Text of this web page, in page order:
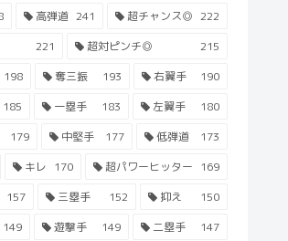
高弾道 241 超チャンス◎ 222
221 超対ピンチ◎
215
198 奪三振 193 右翼手
190
185 一塁手 183 左翼手
180
179 中堅手 177 低弾道
173
キレ 170 超パワーヒッター 169
157 三塁手 152 抑え
150
149 遊撃手 149 二塁手
147